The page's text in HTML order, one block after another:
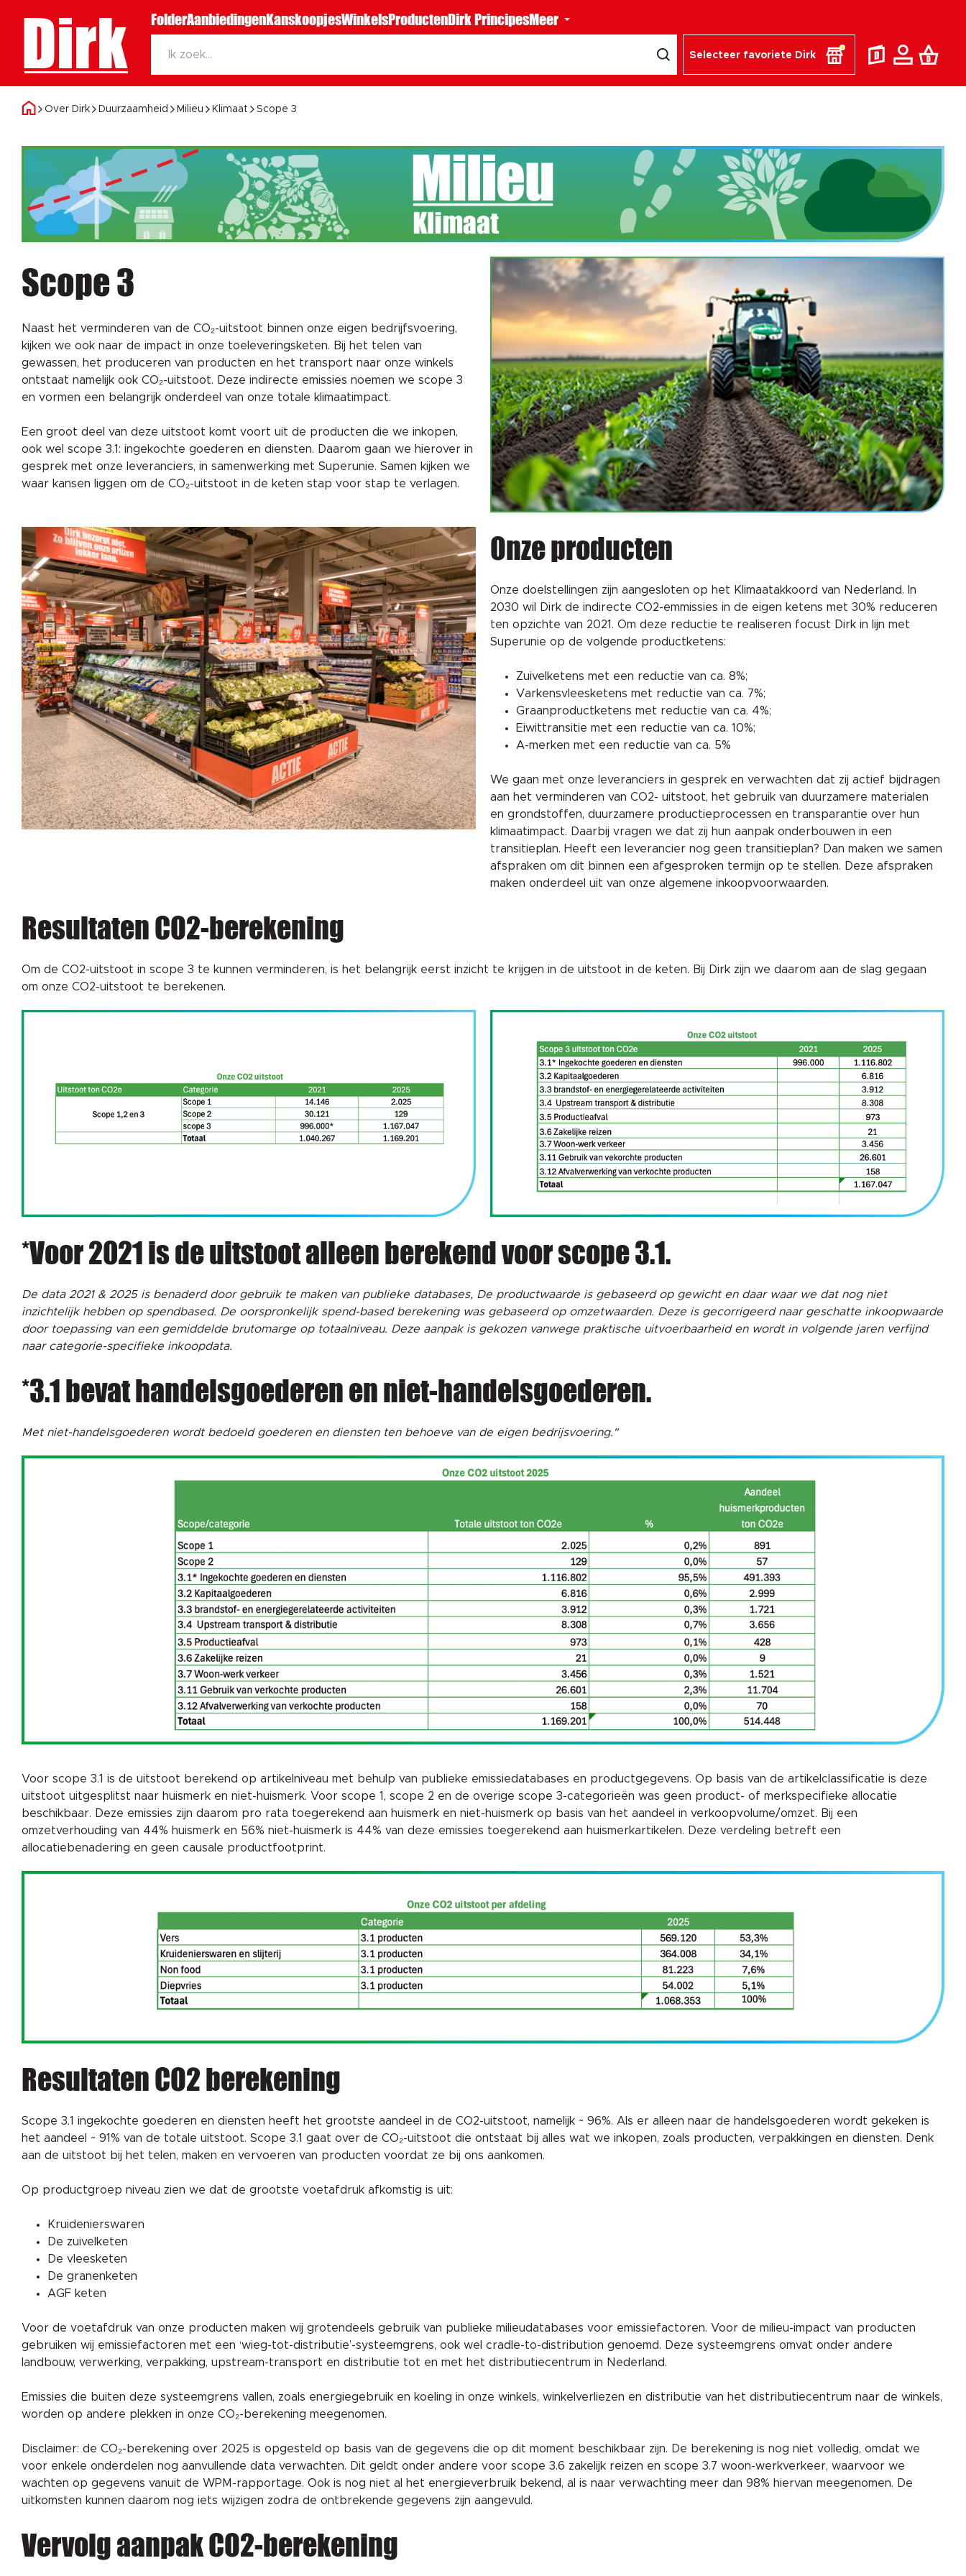
Dirk FolderAanbiedingenKanskoopjesWinkelsProductenDirk PrincipesMeer
Selecteer favoriete Dirk
Over Dirk Duurzaamheid Milieu Klimaat Scope 3
Scope 3
Naast het verminderen van de CO₂-uitstoot binnen onze eigen bedrijfsvoering,
kijken we ook naar de impact in onze toeleveringsketen. Bij het telen van
gewassen, het produceren van producten en het transport naar onze winkels
ontstaat namelijk ook CO₂-uitstoot. Deze indirecte emissies noemen we scope 3
en vormen een belangrijk onderdeel van onze totale klimaatimpact.
Een groot deel van deze uitstoot komt voort uit de producten die we inkopen,
ook wel scope 3.1: ingekochte goederen en diensten. Daarom gaan we hierover in
gesprek met onze leveranciers, in samenwerking met Superunie. Samen kijken we
waar kansen liggen om de CO₂-uitstoot in de keten stap voor stap te verlagen.
Onze producten
Onze doelstellingen zijn aangesloten op het Klimaatakkoord van Nederland. In
2030 wil Dirk de indirecte CO2-emmissies in de eigen ketens met 30% reduceren
ten opzichte van 2021. Om deze reductie te realiseren focust Dirk in lijn met
Superunie op de volgende productketens:
Zuivelketens met een reductie van ca. 8%;
Varkensvleesketens met reductie van ca. 7%;
Graanproductketens met reductie van ca. 4%;
Eiwittransitie met een reductie van ca. 10%;
A-merken met een reductie van ca. 5%
We gaan met onze leveranciers in gesprek en verwachten dat zij actief bijdragen
aan het verminderen van CO2- uitstoot, het gebruik van duurzamere materialen
en grondstoffen, duurzamere productieprocessen en transparantie over hun
klimaatimpact. Daarbij vragen we dat zij hun aanpak onderbouwen in een
transitieplan. Heeft een leverancier nog geen transitieplan? Dan maken we samen
afspraken om dit binnen een afgesproken termijn op te stellen. Deze afspraken
maken onderdeel uit van onze algemene inkoopvoorwaarden.
Resultaten CO2-berekening
Om de CO2-uitstoot in scope 3 te kunnen verminderen, is het belangrijk eerst inzicht te krijgen in de uitstoot in de keten. Bij Dirk zijn we daarom aan de slag gegaan
om onze CO2-uitstoot te berekenen.
*Voor 2021 is de uitstoot alleen berekend voor scope 3.1.
De data 2021 & 2025 is benaderd door gebruik te maken van publieke databases, De productwaarde is gebaseerd op gewicht en daar waar we dat nog niet
inzichtelijk hebben op spendbased. De oorspronkelijk spend-based berekening was gebaseerd op omzetwaarden. Deze is gecorrigeerd naar geschatte inkoopwaarde
door toepassing van een gemiddelde brutomarge op totaalniveau. Deze aanpak is gekozen vanwege praktische uitvoerbaarheid en wordt in volgende jaren verfijnd
naar categorie-specifieke inkoopdata.
*3.1 bevat handelsgoederen en niet-handelsgoederen.
Met niet-handelsgoederen wordt bedoeld goederen en diensten ten behoeve van de eigen bedrijsvoering."
Voor scope 3.1 is de uitstoot berekend op artikelniveau met behulp van publieke emissiedatabases en productgegevens. Op basis van de artikelclassificatie is deze
uitstoot uitgesplitst naar huismerk en niet-huismerk. Voor scope 1, scope 2 en de overige scope 3-categorieën was geen product- of merkspecifieke allocatie
beschikbaar. Deze emissies zijn daarom pro rata toegerekend aan huismerk en niet-huismerk op basis van het aandeel in verkoopvolume/omzet. Bij een
omzetverhouding van 44% huismerk en 56% niet-huismerk is 44% van deze emissies toegerekend aan huismerkartikelen. Deze verdeling betreft een
allocatiebenadering en geen causale productfootprint.
Resultaten CO2 berekening
Scope 3.1 ingekochte goederen en diensten heeft het grootste aandeel in de CO2-uitstoot, namelijk ~ 96%. Als er alleen naar de handelsgoederen wordt gekeken is
het aandeel ~ 91% van de totale uitstoot. Scope 3.1 gaat over de CO₂-uitstoot die ontstaat bij alles wat we inkopen, zoals producten, verpakkingen en diensten. Denk
aan de uitstoot bij het telen, maken en vervoeren van producten voordat ze bij ons aankomen.
Op productgroep niveau zien we dat de grootste voetafdruk afkomstig is uit:
Kruidenierswaren
De zuivelketen
De vleesketen
De granenketen
AGF keten
Voor de voetafdruk van onze producten maken wij grotendeels gebruik van publieke milieudatabases voor emissiefactoren. Voor de milieu-impact van producten
gebruiken wij emissiefactoren met een ‘wieg-tot-distributie’-systeemgrens, ook wel cradle-to-distribution genoemd. Deze systeemgrens omvat onder andere
landbouw, verwerking, verpakking, upstream-transport en distributie tot en met het distributiecentrum in Nederland.
Emissies die buiten deze systeemgrens vallen, zoals energiegebruik en koeling in onze winkels, winkelverliezen en distributie van het distributiecentrum naar de winkels,
worden op andere plekken in onze CO₂-berekening meegenomen.
Disclaimer: de CO₂-berekening over 2025 is opgesteld op basis van de gegevens die op dit moment beschikbaar zijn. De berekening is nog niet volledig, omdat we
voor enkele onderdelen nog aanvullende data verwachten. Dit geldt onder andere voor scope 3.6 zakelijk reizen en scope 3.7 woon-werkverkeer, waarvoor we
wachten op gegevens vanuit de WPM-rapportage. Ook is nog niet al het energieverbruik bekend, al is naar verwachting meer dan 98% hiervan meegenomen. De
uitkomsten kunnen daarom nog iets wijzigen zodra de ontbrekende gegevens zijn aangevuld.
Vervolg aanpak CO2-berekening